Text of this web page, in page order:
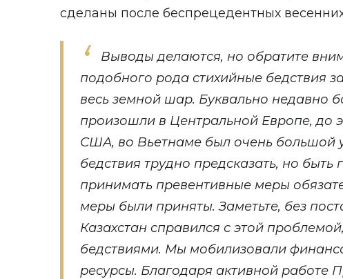
сделаны после беспрецедентных
Выводы делаются, но обратите
подобного рода стихийные бедствия
весь земной шар. Буквально недавно
произошли в Центральной Европе, до
США, во Вьетнаме был очень большой
бедствия трудно предсказать, но быть
принимать превентивные меры
меры были приняты. Заметьте, без
Казахстан справился с этой
бедствиями. Мы мобилизовали
ресурсы. Благодаря активной работе